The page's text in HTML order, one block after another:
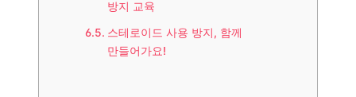
방지 교육
스테로이드 사용 방지, 함께
만들어가요!